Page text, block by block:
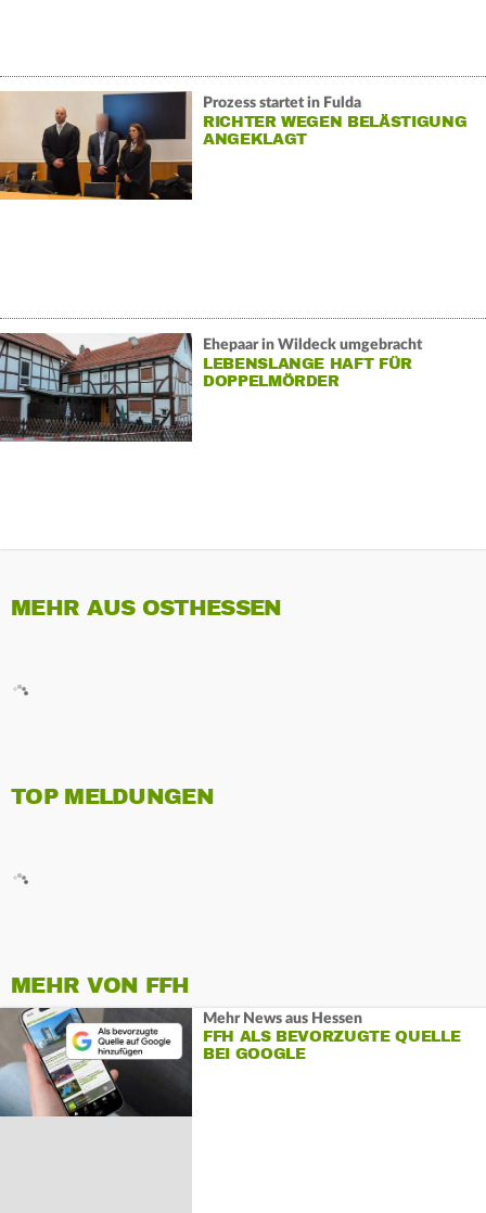
Prozess startet in Fulda
RICHTER WEGEN BELÄSTIGUNG
ANGEKLAGT
Ehepaar in Wildeck umgebracht
LEBENSLANGE HAFT FÜR
DOPPELMÖRDER
MEHR AUS OSTHESSEN
TOP MELDUNGEN
MEHR VON FFH
Mehr News aus Hessen
FFH ALS BEVORZUGTE QUELLE
BEI GOOGLE